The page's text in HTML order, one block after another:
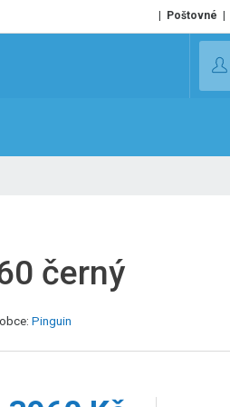
Poštovné
e
černý
Pinguin